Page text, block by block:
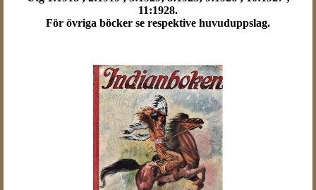
11:1928.
För övriga böcker se respektive huvuduppslag.